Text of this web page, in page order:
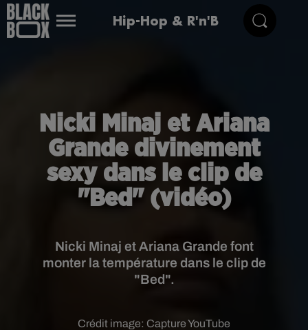
Hip-Hop & R'n'B
Nicki Minaj et Ariana
Grande divinement
sexy dans le clip de
"Bed" (vidéo)
Nicki Minaj et Ariana Grande font
monter la température dans le clip de
"Bed".
Crédit image: Capture YouTube